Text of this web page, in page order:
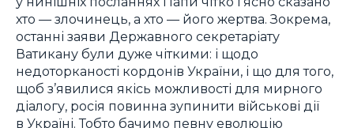
хто — злочинець, а хто — його жертва. Зокрема,
останні заяви Державного секретаріату
Ватикану були дуже чіткими: і щодо
недоторканості кордонів України, і що для того,
щоб з’явилися якісь можливості для мирного
діалогу, росія повинна зупинити військові дії
в Україні. Тобто бачимо певну еволюцію